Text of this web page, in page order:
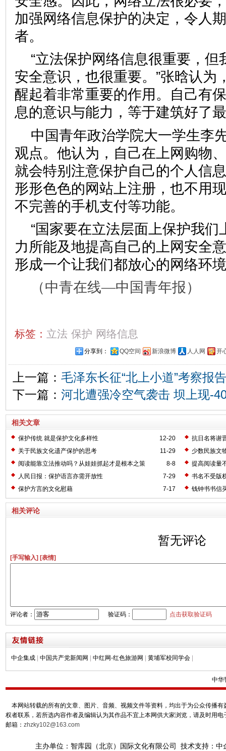
加强网络信息保护的决定，令人
者。
“立法保护网络信息很重要，
安全意识，也很重要。”张晗认为
醒起着非常重要的作用。自己有
息的意识与能力，等于建筑好了
中国青年政治学院大一学生李
观点。他认为，自己在上网购物
就会特别注意保护自己的个人信
形形色色的网站上注册，也不用
不完善的手机支付等功能。
“国家要在立法层面上保护我
力所能及地提高自己的上网安全
形成一个让我们都放心的网络环
（中青在线—中国青年报）
标签： 立法 保护 网络信息
分享到： QQ空间 新浪微博 人人网 开
上一篇： 毛泽东长征“北上小道”考察报告
下一篇： 河北遭强冷空气袭击 坝上现-
相关文章
12-20
保护传统 就是保护文化多样性
抗日名将谢
11-29
关于民族文化遗产保护的思考
少数民族文
8-8
阅读能靠立法推动吗？从娃娃抓起才是根本之策
提高阅读量
7-29
人民日报：保护语言亦需开放性
书名不受版
7-17
保护方言的文化慰藉 钱钟书书信
相关评论
暂无评论
[手写输入] [表情]
评论者： 验证码： 点击获取验证码
中企集成 | 中国共产党新闻网 | 中红网-红色旅游网 | 黄埔军校同学会 |
中华
本网站转载的所有的文章、图片、音频、视频文件等资料，均出于为公众传播
权者联系，若所选内容作者及编辑认为其作品不宜上本网供大家浏览，请及时用
邮箱： zhzky102@163.com
主办单位：智库园（北京）国际文化有限公司 技术支持：